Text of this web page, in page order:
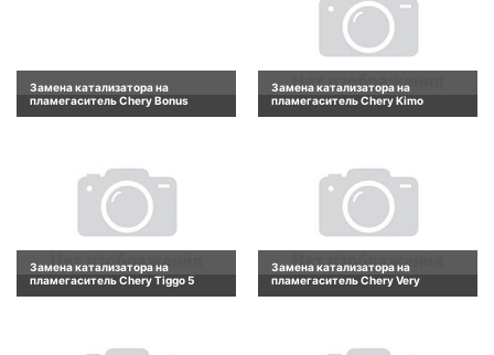
Замена катализатора на
пламегаситель Chery Bonus
Замена катализатора на
пламегаситель Chery Kimo
Замена катализатора на
пламегаситель Chery Tiggo 5
Замена катализатора на
пламегаситель Chery Very